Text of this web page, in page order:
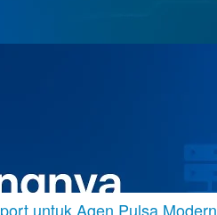
untuk Agen Pulsa Modern